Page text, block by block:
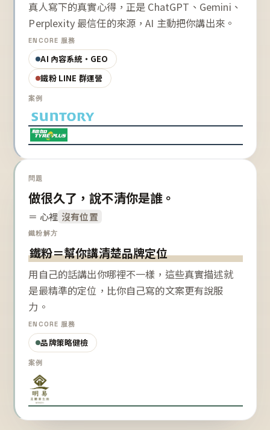
真人寫下的真實心得，正是 ChatGPT、Gemini、
Perplexity 最信任的來源，AI 主動把你講出來。
ENCORE 服務
AI 內容系統・GEO
鐵粉 LINE 群運營
案例
問題
做很久了，說不清你是誰。
＝ 心裡 沒有位置
鐵粉解方
鐵粉＝幫你講清楚品牌定位
用自己的話講出你哪裡不一樣，這些真實描述就
是最精準的定位，比你自己寫的文案更有說服
力。
ENCORE 服務
品牌策略健檢
案例